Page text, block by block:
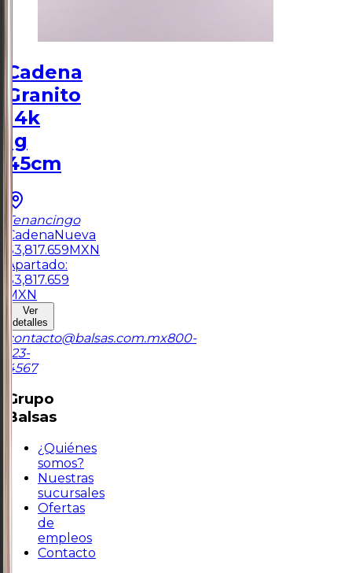
Cadena
Granito
14k
1g
45cm
Tenancingo
CadenaNueva
$3,817.659MXN
Apartado:
$3,817.659
MXN
Ver
detalles
contacto@balsas.com.mx800-
123-
4567
Grupo
Balsas
¿Quiénes
somos?
Nuestras
sucursales
Ofertas
de
empleos
Contacto